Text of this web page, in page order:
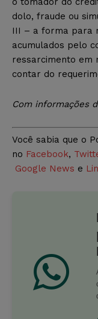
dolo, fraude ou
III – a forma para
acumulados pelo
ressarcimento em
contar do
Com informações
Você sabia que o
no Facebook,
Google News e